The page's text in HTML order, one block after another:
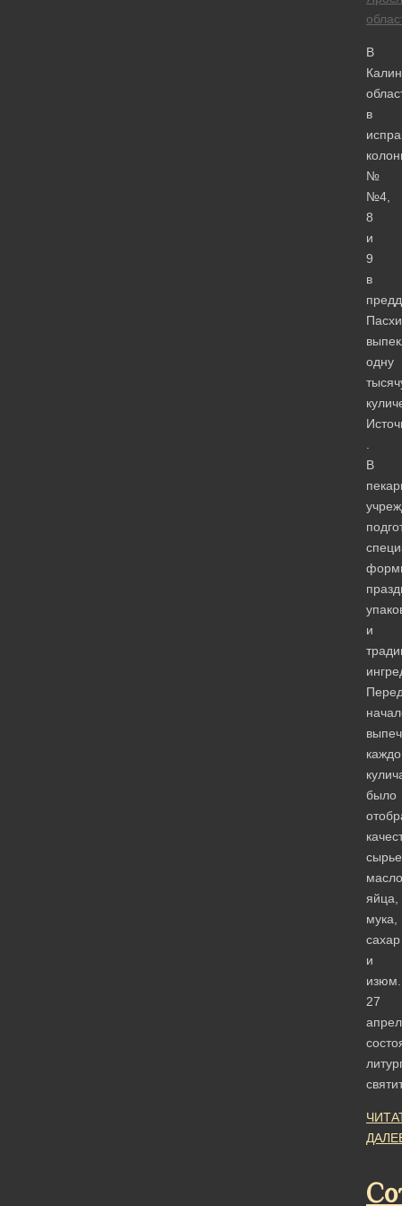
В
в
№
№4,
8
и
9
в
Пасхи
одну
В
и
было
яйца,
мука,
сахар
и
изюм.
27